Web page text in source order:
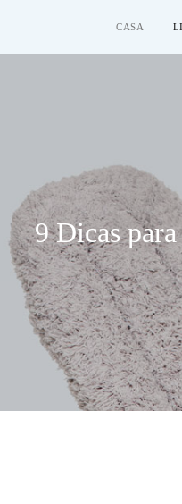
CASA
9 Dicas